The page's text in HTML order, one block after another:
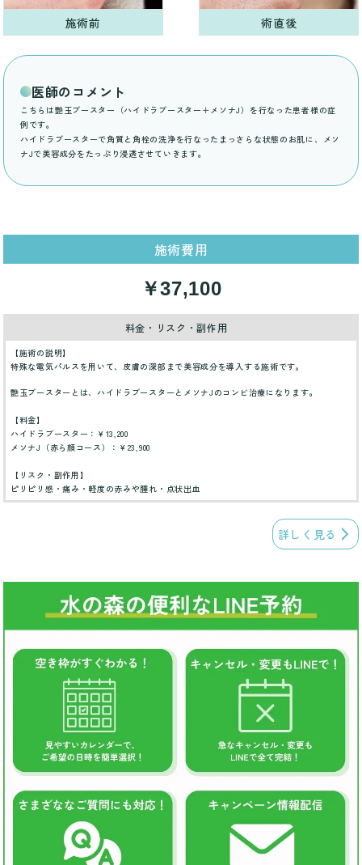
施術前 術直後
医師のコメント
こちらは艶玉ブースター（ハイドラブースター＋メソナJ）を行なった患者様の症
例です。
ハイドラブースターで角質と角栓の洗浄を行なったまっさらな状態のお肌に、メソ
ナJで美容成分をたっぷり浸透させていきます。
施術費用
￥37,100
料金・リスク・副作用
【施術の説明】
特殊な電気パルスを用いて、皮膚の深部まで美容成分を導入する施術です。
艶玉ブースターとは、ハイドラブースターとメソナJのコンビ治療になります。
【料金】
ハイドラブースター：￥13,200
メソナJ（赤ら顔コース）：￥23,900
【リスク・副作用】
ピリピリ感・痛み・軽度の赤みや腫れ・点状出血
詳しく見る